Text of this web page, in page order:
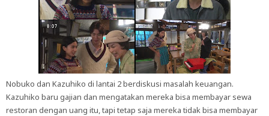
Nobuko dan Kazuhiko di lantai 2 berdiskusi masalah keuangan.
Kazuhiko baru gajian dan mengatakan mereka bisa membayar sewa
restoran dengan uang itu, tapi tetap saja mereka tidak bisa membayar